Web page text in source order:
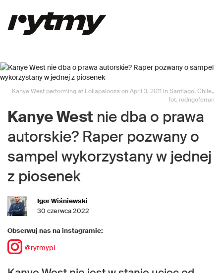
Kanye West performing at Lollapalooza on April 3, 2011 in Santiago, Chile.,
fot. rodrigoferrari
Kanye West nie dba o prawa
autorskie? Raper pozwany o
sampel wykorzystany w jednej
z piosenek
Igor Wiśniewski
30 czerwca 2022
Obserwuj nas na instagramie:
@rytmypl